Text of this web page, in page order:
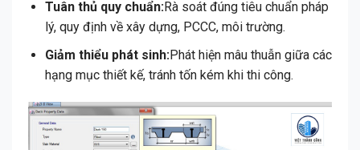
Tuân thủ quy chuẩn:Rà soát đúng tiêu chuẩn pháp
lý, quy định về xây dựng, PCCC, môi trường.
Giảm thiểu phát sinh:Phát hiện mâu thuẫn giữa các
hạng mục thiết kế, tránh tốn kém khi thi công.